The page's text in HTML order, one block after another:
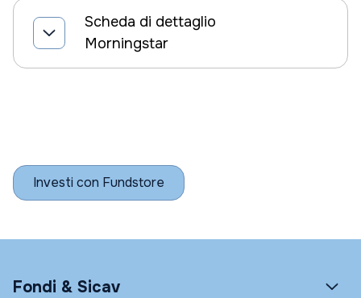
Scheda di dettaglio
Morningstar
Investi con Fundstore
Fondi & Sicav